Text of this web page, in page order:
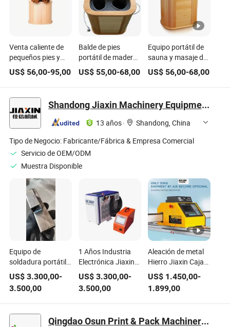
Venta caliente de
pequeños pies y
patas de madera
de hemlock para
equipo de sauna
SPA
US$ 56,00-95,00
Balde de pies
portátil de madera
con infrarrojos
lejanos y equipo de
sauna Healthystar
US$ 55,00-68,00
Equipo portátil de
sauna y masaje de
pies de madera con
infrarrojos lejanos
US$ 56,00-68,00
Shandong Jiaxin Machinery Equipment Co., Ltd.
13 años·
Shandong, China
Tipo de Negocio: Fabricante/Fábrica & Empresa Comercial
Servicio de OEM/ODM
Muestra Disponible
Equipo de
soldadura portátil
de láser de fibra
óptica de
conducción de
calor en estuche de
madera Jiaxin
US$3.300,00-
3.500,00
1 Años Industria
Electrónica Jiaxin
Equipo de
Soldadura Láser de
Caja de Madera
US$ 3.300,00-
3.500,00
Aleación de metal
Hierro Jiaxin Caja
de madera 550kg
Máquina de corte
por plasma
US$ 1.450,00-
1.899,00
Qingdao Osun Print & Pack Machinery Co., Ltd.